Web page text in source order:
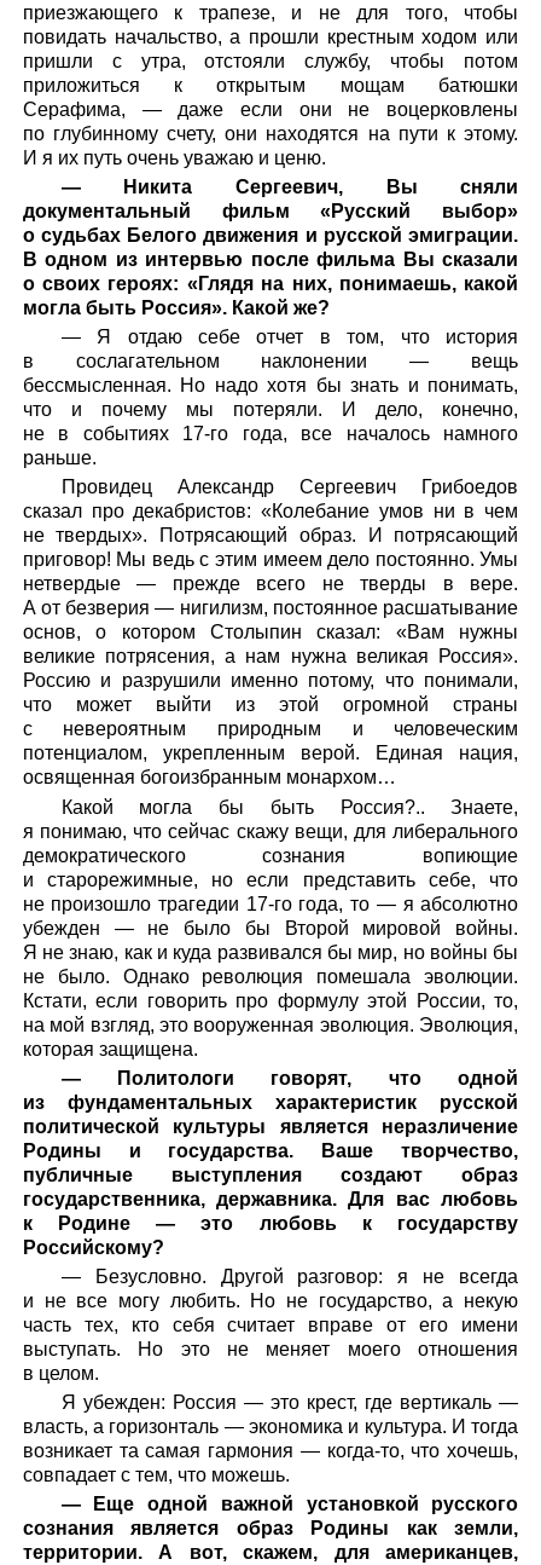
приезжающего к трапезе, и не для того, чтобы
повидать начальство, а прошли крестным ходом или
пришли с утра, отстояли службу, чтобы потом
приложиться к открытым мощам батюшки
Серафима, — даже если они не воцерковлены
по глубинному счету, они находятся на пути к этому.
И я их путь очень уважаю и ценю.
— Никита Сергеевич, Вы сняли
документальный фильм «Русский выбор»
о судьбах Белого движения и русской эмиграции.
В одном из интервью после фильма Вы сказали
о своих героях: «Глядя на них, понимаешь, какой
могла быть Россия». Какой же?
— Я отдаю себе отчет в том, что история
в сослагательном наклонении — вещь
бессмысленная. Но надо хотя бы знать и понимать,
что и почему мы потеряли. И дело, конечно,
не в событиях 17-го года, все началось намного
раньше.
Провидец Александр Сергеевич Грибоедов
сказал про декабристов: «Колебание умов ни в чем
не твердых». Потрясающий образ. И потрясающий
приговор! Мы ведь с этим имеем дело постоянно. Умы
нетвердые — прежде всего не тверды в вере.
А от безверия — нигилизм, постоянное расшатывание
основ, о котором Столыпин сказал: «Вам нужны
великие потрясения, а нам нужна великая Россия».
Россию и разрушили именно потому, что понимали,
что может выйти из этой огромной страны
с невероятным природным и человеческим
потенциалом, укрепленным верой. Единая нация,
освященная богоизбранным монархом…
Какой могла бы быть Россия?.. Знаете,
я понимаю, что сейчас скажу вещи, для либерального
демократического сознания вопиющие
и старорежимные, но если представить себе, что
не произошло трагедии 17-го года, то — я абсолютно
убежден — не было бы Второй мировой войны.
Я не знаю, как и куда развивался бы мир, но войны бы
не было. Однако революция помешала эволюции.
Кстати, если говорить про формулу этой России, то,
на мой взгляд, это вооруженная эволюция. Эволюция,
которая защищена.
— Политологи говорят, что одной
из фундаментальных характеристик русской
политической культуры является неразличение
Родины и государства. Ваше творчество,
публичные выступления создают образ
государственника, державника. Для вас любовь
к Родине — это любовь к государству
Российскому?
— Безусловно. Другой разговор: я не всегда
и не все могу любить. Но не государство, а некую
часть тех, кто себя считает вправе от его имени
выступать. Но это не меняет моего отношения
в целом.
Я убежден: Россия — это крест, где вертикаль —
власть, а горизонталь — экономика и культура. И тогда
возникает та самая гармония — когда-то, что хочешь,
совпадает с тем, что можешь.
— Еще одной важной установкой русского
сознания является образ Родины как земли,
территории. А вот, скажем, для американцев,